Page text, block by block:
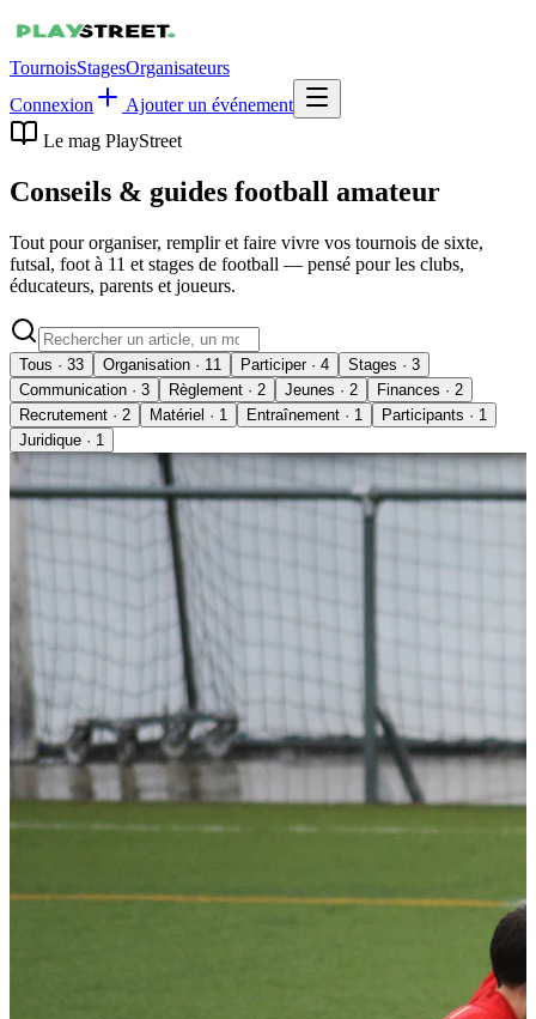
TournoisStagesOrganisateurs
Connexion
Ajouter un événement
Le mag PlayStreet
Conseils & guides football amateur
Tout pour organiser, remplir et faire vivre vos tournois de sixte,
futsal, foot à 11 et stages de football — pensé pour les clubs,
éducateurs, parents et joueurs.
Tous · 33 Organisation · 11 Participer · 4 Stages · 3
Communication · 3 Règlement · 2 Jeunes · 2 Finances · 2
Recrutement · 2 Matériel · 1 Entraînement · 1 Participants · 1
Juridique · 1